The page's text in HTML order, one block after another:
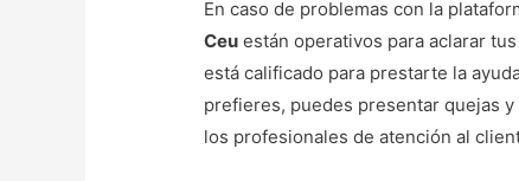
En caso de problemas con la
Ceu están operativos para aclarar
está calificado para prestarte la
prefieres, puedes presentar quejas
los profesionales de atención al